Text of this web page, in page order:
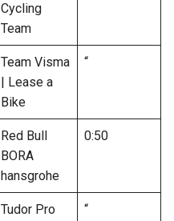
Cycling
Team
Team Visma
| Lease a
Bike
“
Red Bull
BORA
hansgrohe
0:50
Tudor Pro
“